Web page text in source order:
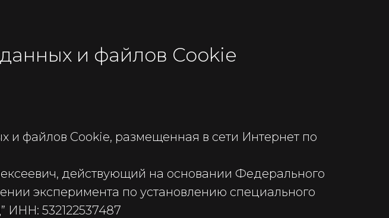
и файлов Cookie
и файлов Cookie, размещенная в сети Интернет по
действующий на основании Федерального
эксперимента по установлению специального
ИНН: 532122537487